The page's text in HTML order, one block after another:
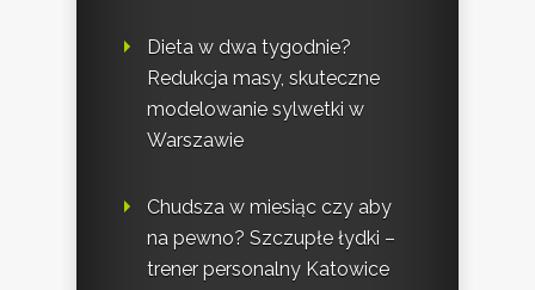
Dieta w dwa tygodnie?
Redukcja masy, skuteczne
modelowanie sylwetki w
Warszawie
Chudsza w miesiąc czy aby
na pewno? Szczupłe łydki –
trener personalny Katowice